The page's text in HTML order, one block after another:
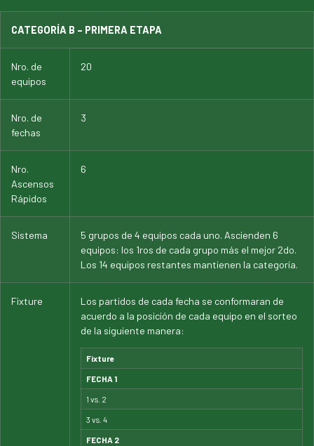
CATEGORÍA B – PRIMERA ETAPA
Nro. de
equipos
20
Nro. de
fechas
3
Nro.
Ascensos
Rápidos
6
Sistema
5 grupos de 4 equipos cada uno. Ascienden 6
equipos: los 1ros de cada grupo más el mejor 2do.
Los 14 equipos restantes mantienen la categoría.
Fixture
Los partidos de cada fecha se conformaran de
acuerdo a la posición de cada equipo en el sorteo
de la siguiente manera:
Fixture
FECHA 1
1 vs. 2
3 vs. 4
FECHA 2